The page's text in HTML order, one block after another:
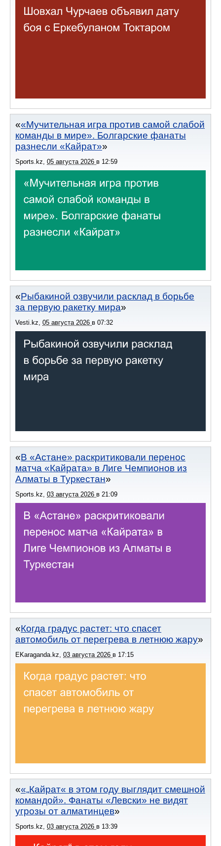
«Мучительная игра против самой слабой
команды в мире». Болгарские фанаты
разнесли «Кайрат»
Sports.kz 05 августа 2026 в 12:59
Рыбакиной озвучили расклад в борьбе
за первую ракетку мира
Vesti.kz 05 августа 2026 в 07:32
В «Астане» раскритиковали перенос
матча «Кайрата» в Лиге Чемпионов из
Алматы в Туркестан
Sports.kz 03 августа 2026 в 21:09
Когда градус растет: что спасет
автомобиль от перегрева в летнюю жару
EKaraganda.kz, 03 августа 2026 в 17:15
«„Кайрат« в этом году выглядит смешной
командой». Фанаты «Левски» не видят
угрозы от алматинцев
Sports.kz, 03 августа 2026 в 13:39